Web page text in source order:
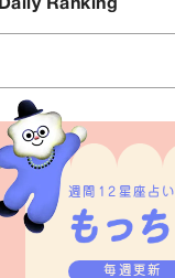
Daily Ranking
週間12星座占い
毎週更新